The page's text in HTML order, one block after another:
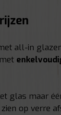
all-in
glas maar
op verre